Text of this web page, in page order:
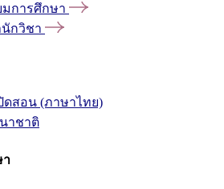
มการศึกษา
กวิชา
ดสอน (ภาษาไทย)
าชาติ
า